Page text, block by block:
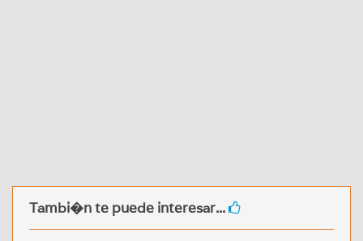
Tambi�n te puede interesar...